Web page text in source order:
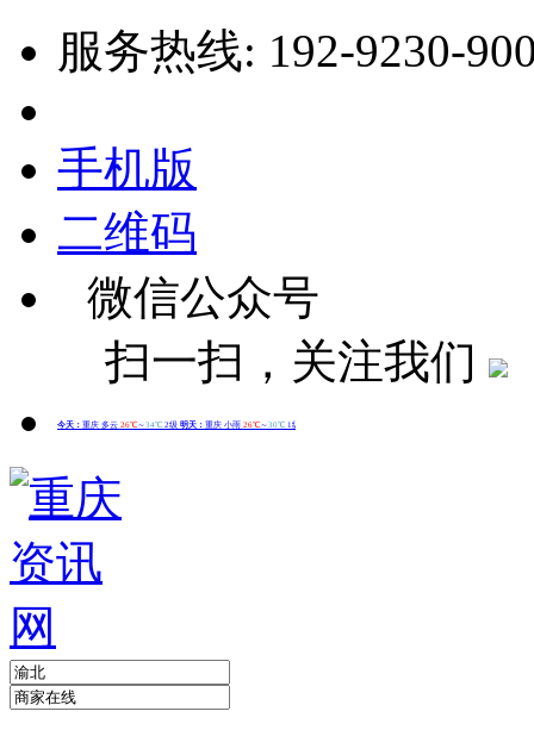
服务热线: 192-9230-
手机版
二维码
微信公众号
扫一扫，关注我们